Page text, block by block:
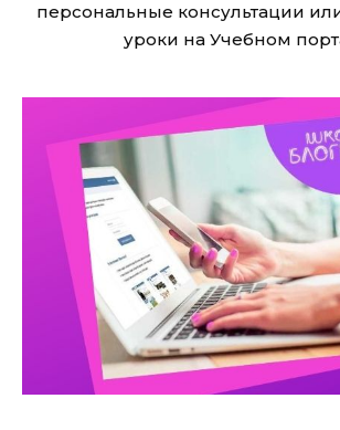
персональные консультации
уроки на Учебном